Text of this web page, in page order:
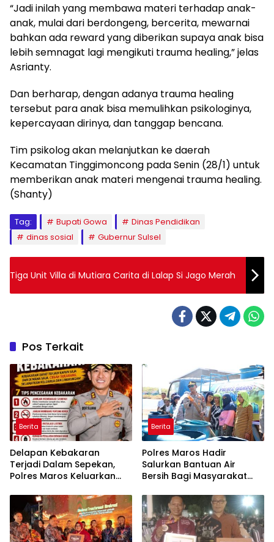
“Jadi inilah yang membawa materi terhadap anak-
anak, mulai dari berdongeng, bercerita, mewarnai
bahkan ada reward yang diberikan supaya anak bisa
lebih semnagat lagi mengikuti trauma healing,” jelas
Asrianty.
Dan berharap, dengan adanya trauma healing
tersebut para anak bisa memulihkan psikologinya,
kepercayaan dirinya, dan tanggap bencana.
Tim psikolog akan melanjutkan ke daerah
Kecamatan Tinggimoncong pada Senin (28/1) untuk
memberikan anak materi mengenai trauma healing.
(Shanty)
Tag: Bupati Gowa
Dinas Pendidikan
dinas sosial
Gubernur Sulsel
Tiga Unit Villa di Mutiara Carita di Lalap Si Jago Merah
Pos Terkait
Berita
Delapan Kebakaran
Terjadi Dalam Sepekan,
Polres Maros Keluarkan
Masyarakat
Berita
Polres Maros Hadir
Salurkan Bantuan Air
Bersih Bagi Masyarakat
Di Maros